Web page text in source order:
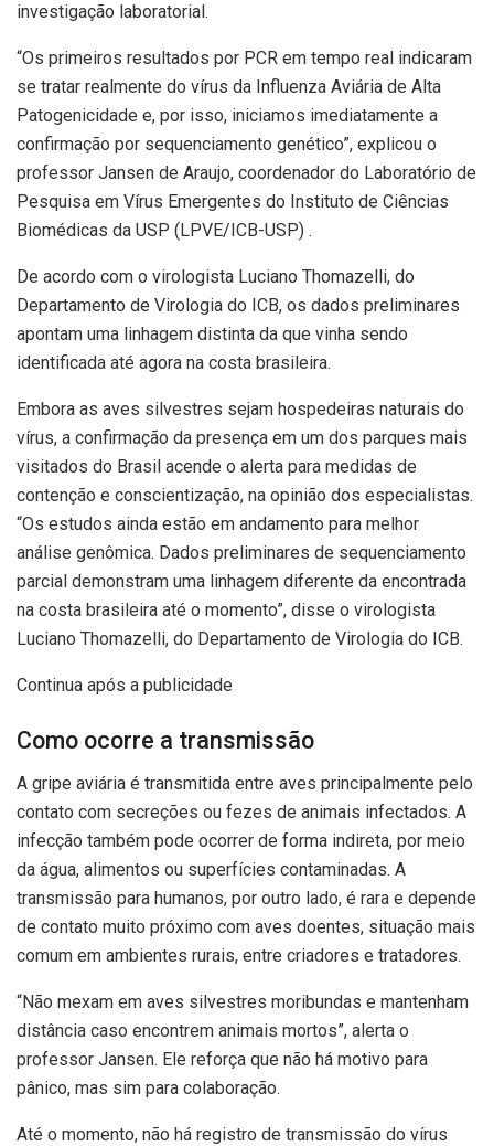
investigação laboratorial.
“Os primeiros resultados por PCR em tempo real indicaram
se tratar realmente do vírus da Influenza Aviária de Alta
Patogenicidade e, por isso, iniciamos imediatamente a
confirmação por sequenciamento genético”, explicou o
professor Jansen de Araujo, coordenador do Laboratório de
Pesquisa em Vírus Emergentes do Instituto de Ciências
Biomédicas da USP (LPVE/ICB-USP) .
De acordo com o virologista Luciano Thomazelli, do
Departamento de Virologia do ICB, os dados preliminares
apontam uma linhagem distinta da que vinha sendo
identificada até agora na costa brasileira.
Embora as aves silvestres sejam hospedeiras naturais do
vírus, a confirmação da presença em um dos parques mais
visitados do Brasil acende o alerta para medidas de
contenção e conscientização, na opinião dos especialistas.
“Os estudos ainda estão em andamento para melhor
análise genômica. Dados preliminares de sequenciamento
parcial demonstram uma linhagem diferente da encontrada
na costa brasileira até o momento”, disse o virologista
Luciano Thomazelli, do Departamento de Virologia do ICB.
Continua após a publicidade
Como ocorre a transmissão
A gripe aviária é transmitida entre aves principalmente pelo
contato com secreções ou fezes de animais infectados. A
infecção também pode ocorrer de forma indireta, por meio
da água, alimentos ou superfícies contaminadas. A
transmissão para humanos, por outro lado, é rara e depende
de contato muito próximo com aves doentes, situação mais
comum em ambientes rurais, entre criadores e tratadores.
“Não mexam em aves silvestres moribundas e mantenham
distância caso encontrem animais mortos”, alerta o
professor Jansen. Ele reforça que não há motivo para
pânico, mas sim para colaboração.
Até o momento, não há registro de transmissão do vírus